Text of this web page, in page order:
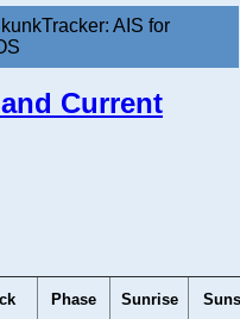
AIS for
Current
Phase Sunrise